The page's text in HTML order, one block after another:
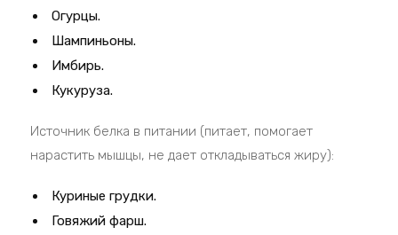
Огурцы.
Шампиньоны.
Имбирь.
Кукуруза.
Источник белка в питании (питает, помогает
нарастить мышцы, не дает откладываться жиру):
Куриные грудки.
Говяжий фарш.